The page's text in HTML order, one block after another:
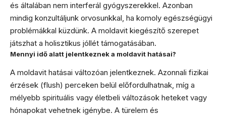
és általában nem interferál gyógyszerekkel. Azonban
mindig konzultáljunk orvosunkkal, ha komoly egészségügyi
problémákkal küzdünk. A moldavit kiegészítő szerepet
játszhat a holisztikus jóllét támogatásában.
Mennyi idő alatt jelentkeznek a moldavit hatásai?
A moldavit hatásai változóan jelentkeznek. Azonnali fizikai
érzések (flush) perceken belül előfordulhatnak, míg a
mélyebb spirituális vagy életbeli változások heteket vagy
hónapokat vehetnek igénybe. A türelem és